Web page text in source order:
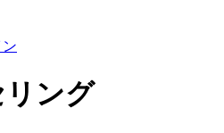
ン
ング